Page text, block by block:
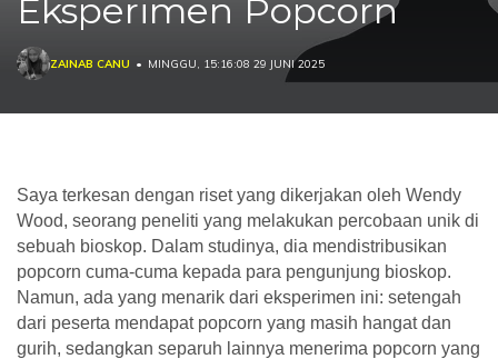
Eksperimen Popcorn
ZAINAB CANU MINGGU, 15:16:08 29 JUNI 2025
Saya terkesan dengan riset yang dikerjakan oleh Wendy
Wood, seorang peneliti yang melakukan percobaan unik di
sebuah bioskop. Dalam studinya, dia mendistribusikan
popcorn cuma-cuma kepada para pengunjung bioskop.
Namun, ada yang menarik dari eksperimen ini: setengah
dari peserta mendapat popcorn yang masih hangat dan
gurih, sedangkan separuh lainnya menerima popcorn yang